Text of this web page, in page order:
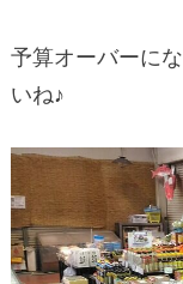
予算オーバーに
いね♪